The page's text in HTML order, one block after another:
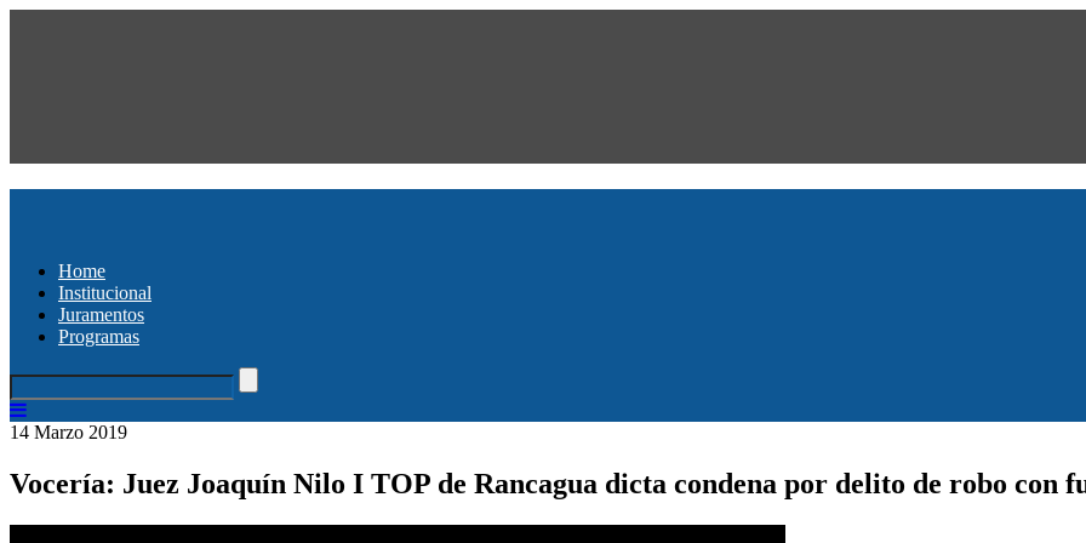
Home
Institucional
Juramentos
Programas
14 Marzo 2019
Vocería: Juez Joaquín Nilo I TOP de Rancagua dicta condena por delito de robo con